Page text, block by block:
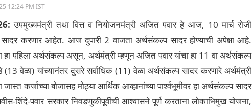
12:24 PM IST
उपमुख्यमंत्री तथा वित्त व नियोजनमंत्री अजित पवार हे आज, 10 मार्च रोजी
करणार आहेत. आज दुपारी 2 वाजता अर्थसंकल्प सादर होण्याची अपेक्षा आहे.
हा पहिला अर्थसंकल्प असून, अर्थमंत्री म्हणून अजित पवार यांचा हा 11 वा अर्थसंकल्प
वेळा) यांच्यानंतर दुसरे सर्वाधिक (11) वेळा अर्थसंकल्प सादर करणारे अर्थमंत्री
कर्जाच्या बोजासह मोठ्या आर्थिक आव्हानांच्या पार्श्वभूमीवर हा अर्थसंकल्प सादर
पवार सरकार निवडणुकीपूर्वीची आश्वासने पूर्ण करताना लोकाभिमुख योजना,